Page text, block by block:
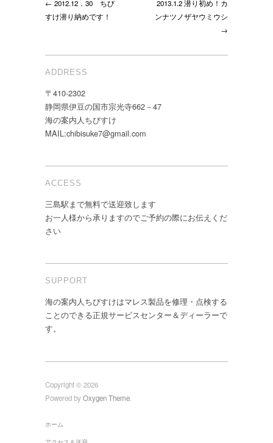
← 2012.12．30 ちび
すけ潜り納めです！
2013.1.2 潜り初め！カ
ンナツノザヤウミウシ
→
ADDRESS
〒410-2302
静岡県伊豆の国市宗光寺662－47
海の案内人ちびすけ
MAIL:chibisuke7@gmail.com
ACCESS
三島駅まで無料で送迎致します
お一人様から承りますのでご予約の際にお伝えくだ
さい
SUPPORT
海の案内人ちびすけはマレス製品を修理・点検する
ことのできる正規サービスセンター＆ディーラーで
す。
Copyright © 2026
Powered byOxygen Theme
ホーム